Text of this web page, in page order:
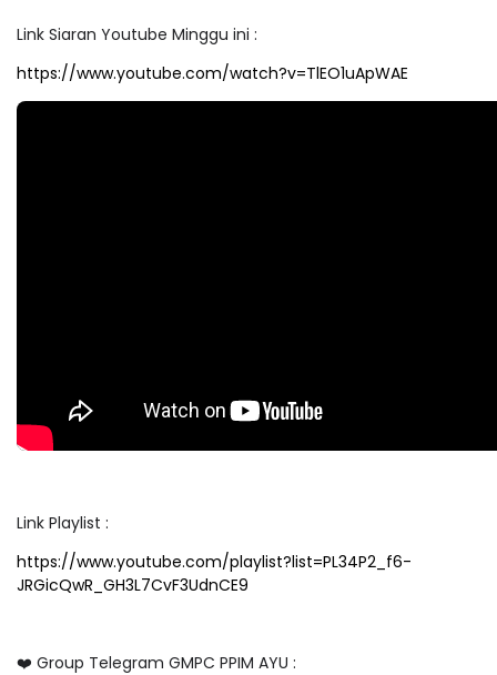
Link Siaran Youtube Minggu ini :
https://www.youtube.com/watch?v=TlEO1uApWAE
Link Playlist :
https://www.youtube.com/playlist?list=PL34P2_f6-
JRGicQwR_GH3L7CvF3UdnCE9
❤️ Group Telegram GMPC PPIM AYU :